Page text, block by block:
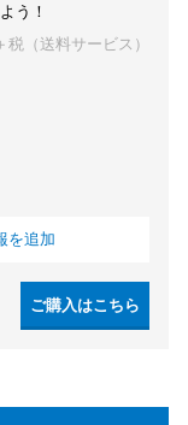
う！
税（送料サービス）
を追加
ご購入はこちら